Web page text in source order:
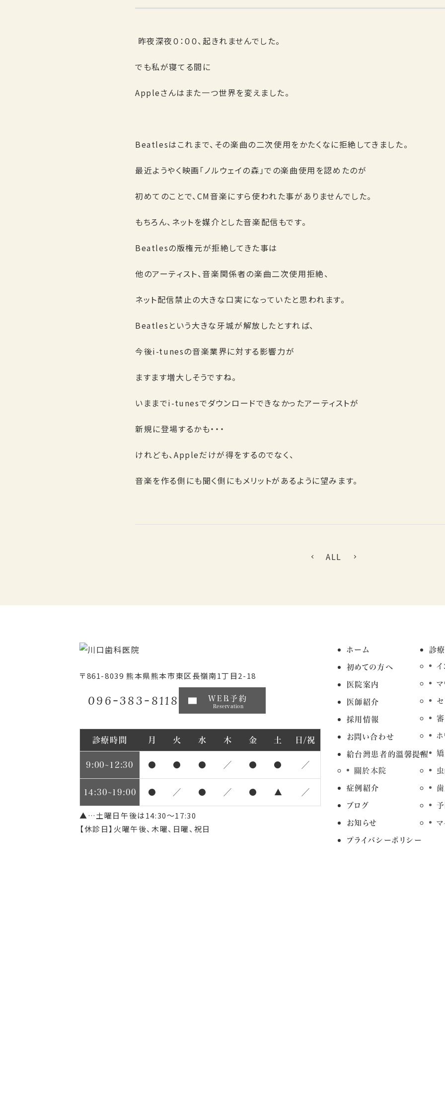
昨夜深夜０：００、起きれませんでした。
でも私が寝てる間に
Appleさんはまた一つ世界を変えました。
Beatlesはこれまで、その楽曲の二次使用をかたくなに拒絶してきました。
最近ようやく映画「ノルウェイの森」での楽曲使用を認めたのが
初めてのことで、CM音楽にすら使われた事がありませんでした。
もちろん、ネットを媒介とした音楽配信もです。
Beatlesの版権元が拒絶してきた事は
他のアーティスト、音楽関係者の楽曲二次使用拒絶、
ネット配信禁止の大きな口実になっていたと思われます。
Beatlesという大きな牙城が解放したとすれば、
今後i-tunesの音楽業界に対する影響力が
ますます増大しそうですね。
いままでi-tunesでダウンロードできなかったアーティストが
新規に登場するかも・・・
けれども、Appleだけが得をするのでなく、
音楽を作る側にも聞く側にもメリットがあるように望みます。
ALL
〒861-8039 熊本県熊本市東区長嶺南1丁目2-18
096-383-8118 WEB予約
Reservation
診療時間 月 火 水 木 金 土 日/祝
9:00~12:30 ● ● ● ／ ● ● ／
14:30~19:00 ● ／ ● ／ ● ▲ ／
▲…土曜日午後は14:30～17:30
【休診日】火曜午後、木曜、日曜、祝日
ホーム
初めての方へ
医院案内
医師紹介
採用情報
お問い合わせ
給台灣患者的溫馨提醒
關於本院
症例紹介
ブログ
お知らせ
プライバシーポリシー
診
イ